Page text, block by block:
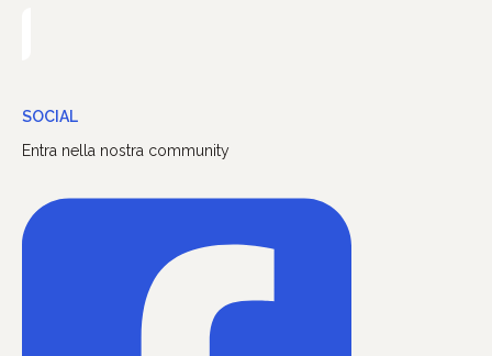
SOCIAL
Entra nella nostra community